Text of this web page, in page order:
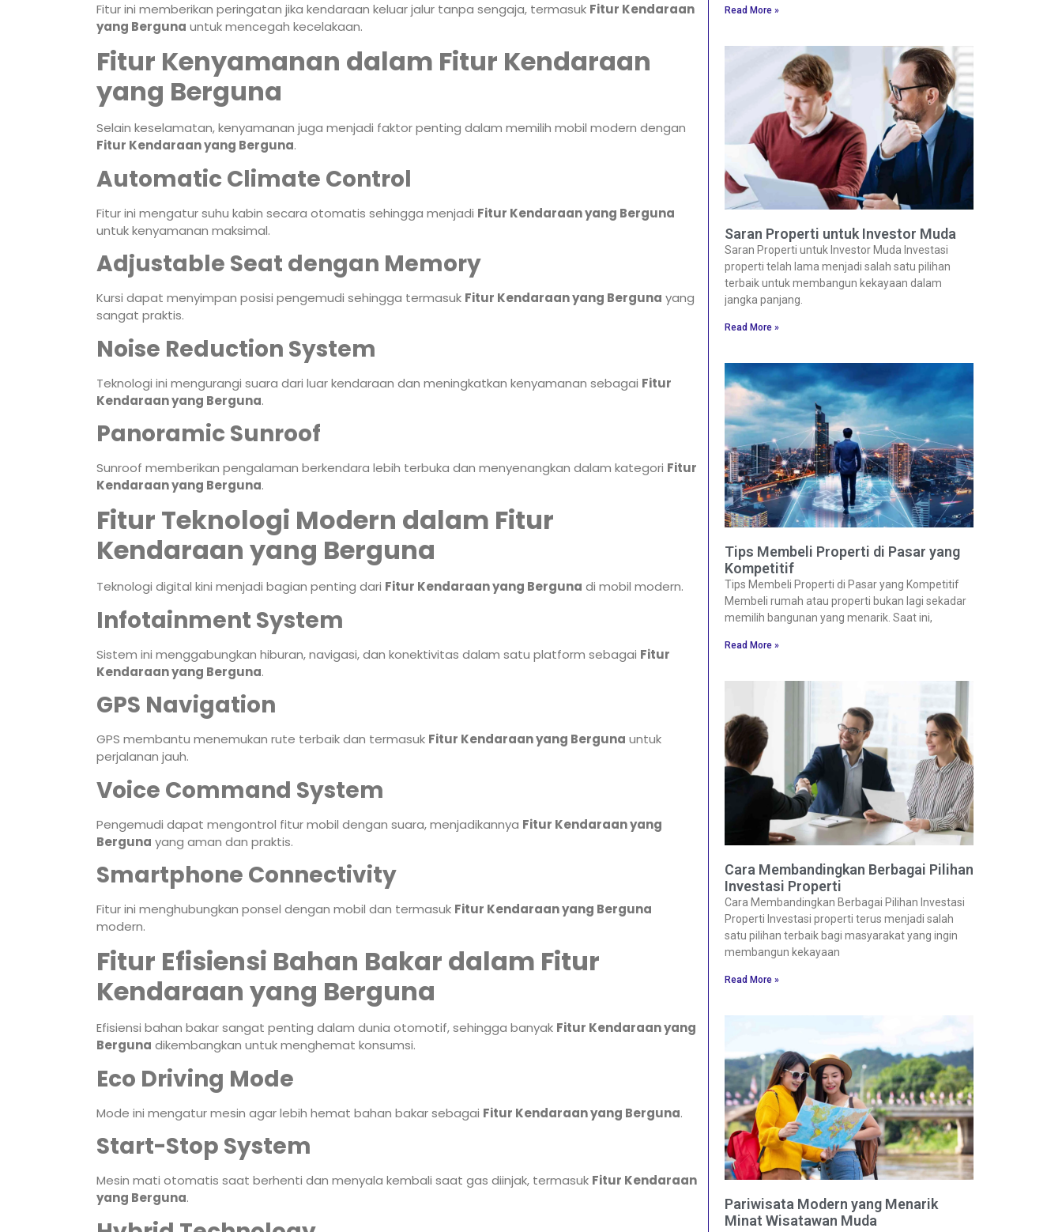
Fitur ini memberikan peringatan jika kendaraan keluar jalur tanpa sengaja, termasuk Fitur Kendaraan
yang Berguna untuk mencegah kecelakaan.
Fitur Kenyamanan dalam Fitur Kendaraan
yang Berguna
Selain keselamatan, kenyamanan juga menjadi faktor penting dalam memilih mobil modern dengan
Fitur Kendaraan yang Berguna.
Automatic Climate Control
Fitur ini mengatur suhu kabin secara otomatis sehingga menjadi Fitur Kendaraan yang Berguna
untuk kenyamanan maksimal.
Adjustable Seat dengan Memory
Kursi dapat menyimpan posisi pengemudi sehingga termasuk Fitur Kendaraan yang Berguna yang
sangat praktis.
Noise Reduction System
Teknologi ini mengurangi suara dari luar kendaraan dan meningkatkan kenyamanan sebagai Fitur
Kendaraan yang Berguna.
Panoramic Sunroof
Sunroof memberikan pengalaman berkendara lebih terbuka dan menyenangkan dalam kategori Fitur
Kendaraan yang Berguna.
Fitur Teknologi Modern dalam Fitur
Kendaraan yang Berguna
Teknologi digital kini menjadi bagian penting dari Fitur Kendaraan yang Berguna di mobil modern.
Infotainment System
Sistem ini menggabungkan hiburan, navigasi, dan konektivitas dalam satu platform sebagai Fitur
Kendaraan yang Berguna.
GPS Navigation
GPS membantu menemukan rute terbaik dan termasuk Fitur Kendaraan yang Berguna untuk
perjalanan jauh.
Voice Command System
Pengemudi dapat mengontrol fitur mobil dengan suara, menjadikannya Fitur Kendaraan yang
Berguna yang aman dan praktis.
Smartphone Connectivity
Fitur ini menghubungkan ponsel dengan mobil dan termasuk Fitur Kendaraan yang Berguna
modern.
Fitur Efisiensi Bahan Bakar dalam Fitur
Kendaraan yang Berguna
Efisiensi bahan bakar sangat penting dalam dunia otomotif, sehingga banyak Fitur Kendaraan yang
Berguna dikembangkan untuk menghemat konsumsi.
Eco Driving Mode
Mode ini mengatur mesin agar lebih hemat bahan bakar sebagai Fitur Kendaraan yang Berguna.
Start-Stop System
Mesin mati otomatis saat berhenti dan menyala kembali saat gas diinjak, termasuk Fitur Kendaraan
yang Berguna.
Read More »
Saran Properti untuk Investor Muda
Saran Properti untuk Investor Muda Investasi
properti telah lama menjadi salah satu pilihan
terbaik untuk membangun kekayaan dalam
jangka panjang.
Read More »
Tips Membeli Properti di Pasar yang
Kompetitif
Tips Membeli Properti di Pasar yang Kompetitif
Membeli rumah atau properti bukan lagi sekadar
memilih bangunan yang menarik. Saat ini,
Read More »
Cara Membandingkan Berbagai Pilihan
Investasi Properti
Cara Membandingkan Berbagai Pilihan Investasi
Properti Investasi properti terus menjadi salah
satu pilihan terbaik bagi masyarakat yang ingin
membangun kekayaan
Read More »
Pariwisata Modern yang Menarik
Minat Wisatawan Muda